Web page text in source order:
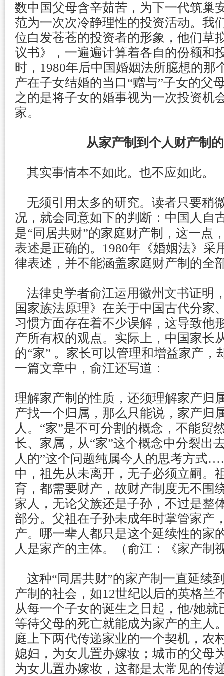
数中国父母含辛茹苦，为下一代筑巢
范为一次次冷静理性的投资活动。我
位白发苍苍的投资者的形象，他们草
议书》，一遍遍计算着各自的份额和
时，1980年后中国婚姻法所臆想的那
产在子女结婚的当口“赠与”子女的父
之的是将子女的婚事视为一次投资
家。
从家产制到个人财产制
其实事情本不如此。也不应如此。
无须引用太多的研究。读者只要稍
况，就会同意如下的判断：中国人自
是“同居共财”的家庭财产制，这一点
表述是正确的。1980年《婚姻法》采
律表述，并不能涵盖家庭财产制的全
法律史学者俞江运用徽州文书证明
国家族法原理》在关于中国古代分家
习惯方面存在着不少误解，这导致他
产所有权的观点。实际上，中国家长
的“家” 。家长可以管理和增益家产，
一篇文章中，俞江还写道：
理解家产制的性质，还须理解家产归
产找一个归属，那么只能说，家产归
人。“家”是不可分割的概念，不能贸
长、家属，从“家”这个概念中分裂
人的”这个问题纯属今人的思考方式
中，祖先从未离开，无子必须立嗣。
育，都需要财产，故财产制度无不围
家人，无论父族还是子孙，不过是整
部分。父祖在子孙未成年时掌管家产
产。哪一辈人都只是这个延续性的家
人是家产的主体。（俞江：《家产制
这种“同居共财”的家产制一直延续
产制的社会，如12世纪以后的英格兰
从每一个子女的诞生之日起，他/她就
等待父母的死亡就能成为家产的主人
庭上下两代传递家业的一个契机，农
媳妇，为女儿置办嫁妆；城市的父母
为女儿置办嫁妆，这都是太常见的传